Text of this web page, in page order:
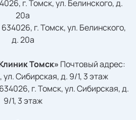
г. Томск, ул. Белинского, д.
20а
г. Томск, ул. Белинского,
д. 20а
Томск» Почтовый адрес:
ул. Сибирская, д. 9/1, 3 этаж
г. Томск, ул. Сибирская, д.
9/1, 3 этаж